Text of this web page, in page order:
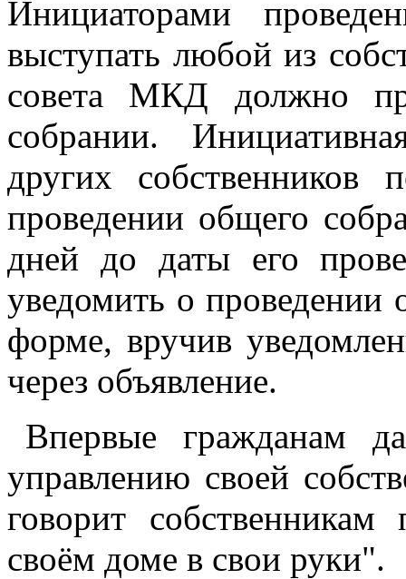
Инициаторами
выступать любой из
совета МКД должно
собрании.
других
проведении общего
дней до даты его
уведомить о проведении
форме, вручив
через объявление.
Впервые гражданам
управлению своей
говорит
своём доме в свои руки".